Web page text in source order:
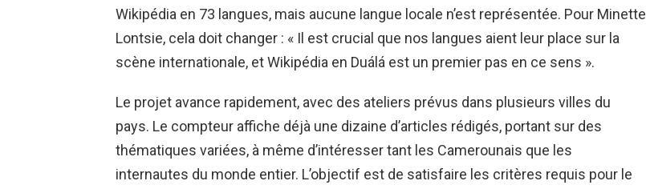
Wikipédia en 73 langues, mais aucune langue locale n’est représentée. Pour Minette
Lontsie, cela doit changer : « Il est crucial que nos langues aient leur place sur la
scène internationale, et Wikipédia en Duálá est un premier pas en ce sens ».
Le projet avance rapidement, avec des ateliers prévus dans plusieurs villes du
pays. Le compteur affiche déjà une dizaine d’articles rédigés, portant sur des
thématiques variées, à même d’intéresser tant les Camerounais que les
internautes du monde entier. L’objectif est de satisfaire les critères requis pour le